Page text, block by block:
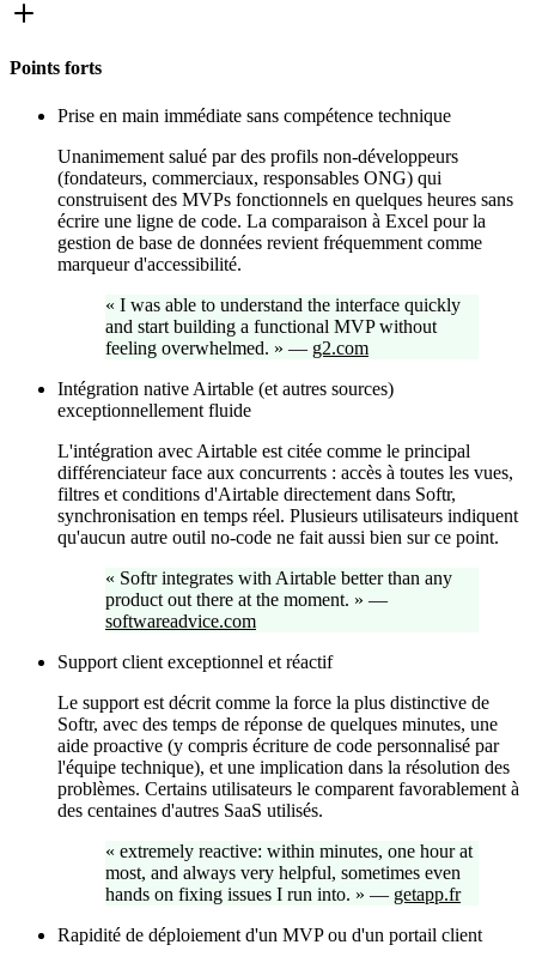
Points forts
Prise en main immédiate sans compétence technique
Unanimement salué par des profils non-développeurs
(fondateurs, commerciaux, responsables ONG) qui
construisent des MVPs fonctionnels en quelques heures sans
écrire une ligne de code. La comparaison à Excel pour la
gestion de base de données revient fréquemment comme
marqueur d'accessibilité.
« I was able to understand the interface quickly
and start building a functional MVP without
feeling overwhelmed. » — g2.com
Intégration native Airtable (et autres sources)
exceptionnellement fluide
L'intégration avec Airtable est citée comme le principal
différenciateur face aux concurrents : accès à toutes les vues,
filtres et conditions d'Airtable directement dans Softr,
synchronisation en temps réel. Plusieurs utilisateurs indiquent
qu'aucun autre outil no-code ne fait aussi bien sur ce point.
« Softr integrates with Airtable better than any
product out there at the moment. » —
softwareadvice.com
Support client exceptionnel et réactif
Le support est décrit comme la force la plus distinctive de
Softr, avec des temps de réponse de quelques minutes, une
aide proactive (y compris écriture de code personnalisé par
l'équipe technique), et une implication dans la résolution des
problèmes. Certains utilisateurs le comparent favorablement à
des centaines d'autres SaaS utilisés.
« extremely reactive: within minutes, one hour at
most, and always very helpful, sometimes even
hands on fixing issues I run into. » — getapp.fr
Rapidité de déploiement d'un MVP ou d'un portail client